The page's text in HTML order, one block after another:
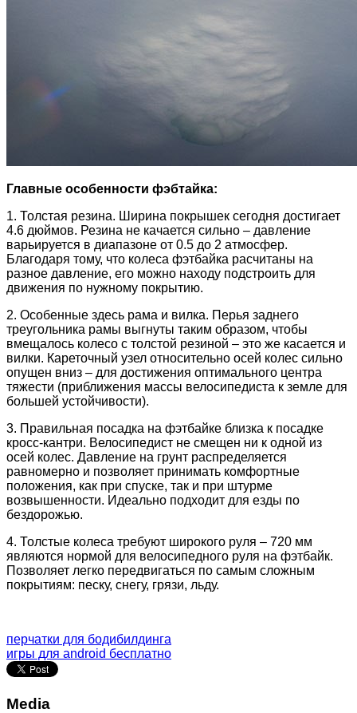
Главные особенности фэбтайка:
1. Толстая резина. Ширина покрышек сегодня достигает
4.6 дюймов. Резина не качается сильно – давление
варьируется в диапазоне от 0.5 до 2 атмосфер.
Благодаря тому, что колеса фэтбайка расчитаны на
разное давление, его можно находу подстроить для
движения по нужному покрытию.
2. Особенные здесь рама и вилка. Перья заднего
треугольника рамы выгнуты таким образом, чтобы
вмещалось колесо с толстой резиной – это же касается и
вилки. Кареточный узел относительно осей колес сильно
опущен вниз – для достижения оптимального центра
тяжести (приближения массы велосипедиста к земле для
большей устойчивости).
3. Правильная посадка на фэтбайке близка к посадке
кросс-кантри. Велосипедист не смещен ни к одной из
осей колес. Давление на грунт распределяется
равномерно и позволяет принимать комфортные
положения, как при спуске, так и при штурме
возвышенности. Идеально подходит для езды по
бездорожью.
4. Толстые колеса требуют широкого руля – 720 мм
являются нормой для велосипедного руля на фэтбайк.
Позволяет легко передвигаться по самым сложным
покрытиям: песку, снегу, грязи, льду.
перчатки для бодибилдинга
игры для android бесплатно
Media